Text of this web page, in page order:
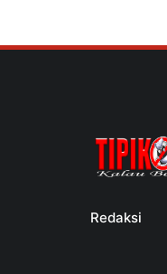
Redaksi